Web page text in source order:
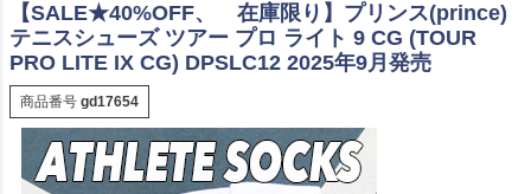
【SALE★40%OFF、 在庫限り】プリンス(prince)
テニスシューズ ツアー プロ ライト 9 CG (TOUR
PRO LITE IX CG) DPSLC12 2025年9月発売
商品番号 gd17654